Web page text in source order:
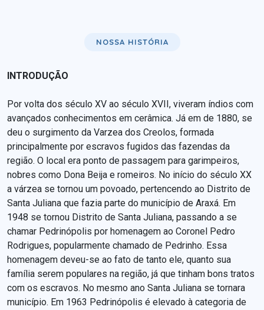
NOSSA HISTÓRIA
INTRODUÇÃO
Por volta dos século XV ao século XVII, viveram índios com
avançados conhecimentos em cerâmica. Já em de 1880, se
deu o surgimento da Varzea dos Creolos, formada
principalmente por escravos fugidos das fazendas da
região. O local era ponto de passagem para garimpeiros,
nobres como Dona Beija e romeiros. No início do século XX
a várzea se tornou um povoado, pertencendo ao Distrito de
Santa Juliana que fazia parte do município de Araxá. Em
1948 se tornou Distrito de Santa Juliana, passando a se
chamar Pedrinópolis por homenagem ao Coronel Pedro
Rodrigues, popularmente chamado de Pedrinho. Essa
homenagem deveu-se ao fato de tanto ele, quanto sua
família serem populares na região, já que tinham bons tratos
com os escravos. No mesmo ano Santa Juliana se tornara
município. Em 1963 Pedrinópolis é elevado à categoria de